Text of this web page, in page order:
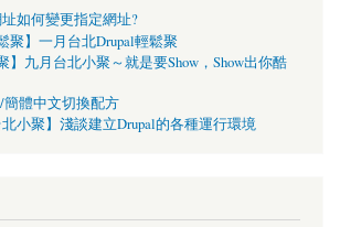
如何變更指定網址?
聚】一月台北Drupal輕鬆聚
】九月台北小聚～就是要Show，Show出你酷
簡體中文切換配方
北小聚】淺談建立Drupal的各種運行環境